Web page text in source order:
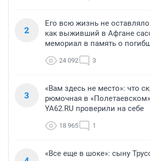
2
Его всю жизнь не
как выживший в Афгане
мемориал в память о
24 092 3
3
«Вам здесь не место»: что
рюмочная в
YA62.RU проверили на себе
18 965 1
«Все еще в шоке»: сыну